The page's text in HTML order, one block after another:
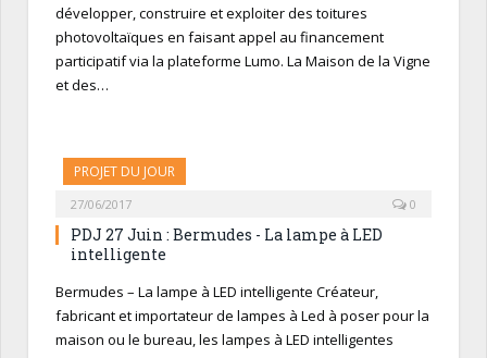
développer, construire et exploiter des toitures
photovoltaïques en faisant appel au financement
participatif via la plateforme Lumo. La Maison de la Vigne
et des…
PROJET DU JOUR
27/06/2017 0
PDJ 27 Juin : Bermudes - La lampe à LED
intelligente
Bermudes – La lampe à LED intelligente Créateur,
fabricant et importateur de lampes à Led à poser pour la
maison ou le bureau, les lampes à LED intelligentes